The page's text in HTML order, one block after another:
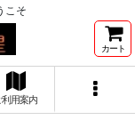
こそ
カート
利用案内